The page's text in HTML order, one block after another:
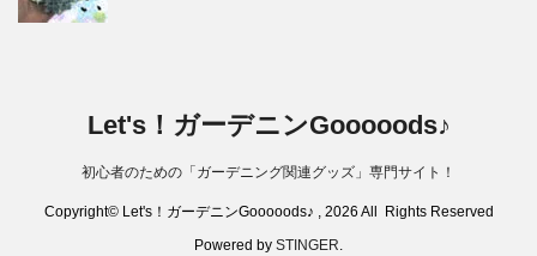
Let's！ガーデニンGooooods♪
初心者のための「ガーデニング関連グッズ」専門サイト！
Copyright© Let's！ガーデニンGooooods♪ , 2026 All Rights Reserved
Powered by STINGER.